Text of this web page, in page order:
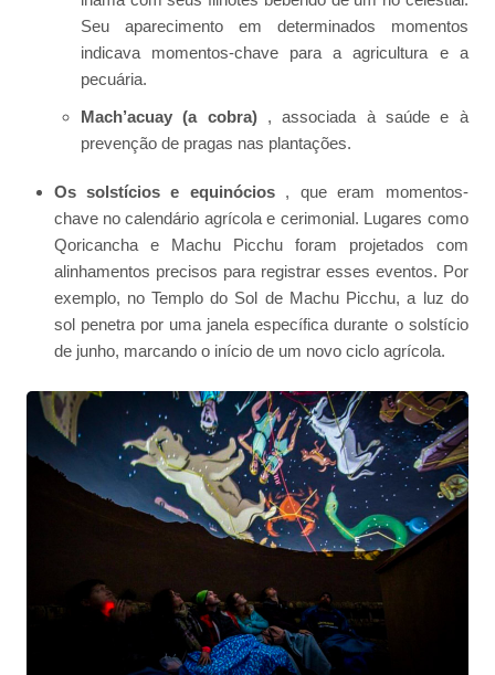
Seu aparecimento em determinados momentos
indicava momentos-chave para a agricultura e a
pecuária.
Mach’acuay (a cobra), associada à saúde e à
prevenção de pragas nas plantações.
Os solstícios e equinócios, que eram momentos-
chave no calendário agrícola e cerimonial. Lugares como
Qoricancha e Machu Picchu foram projetados com
alinhamentos precisos para registrar esses eventos. Por
exemplo, no Templo do Sol de Machu Picchu, a luz do
sol penetra por uma janela específica durante o solstício
de junho, marcando o início de um novo ciclo agrícola.